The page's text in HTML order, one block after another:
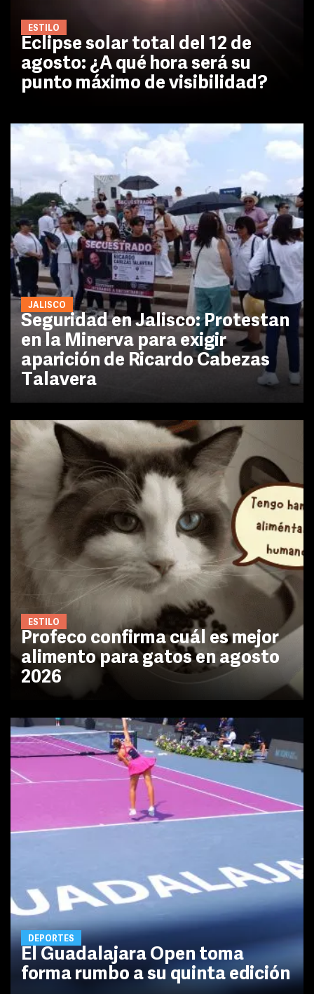
ESTILO
Eclipse solar total del 12 de
agosto: ¿A qué hora será su
punto máximo de visibilidad?
JALISCO
Seguridad en Jalisco: Protestan
en la Minerva para exigir
aparición de Ricardo Cabezas
Talavera
ESTILO
Profeco confirma cuál es mejor
alimento para gatos en agosto
2026
DEPORTES
El Guadalajara Open toma
forma rumbo a su quinta edición